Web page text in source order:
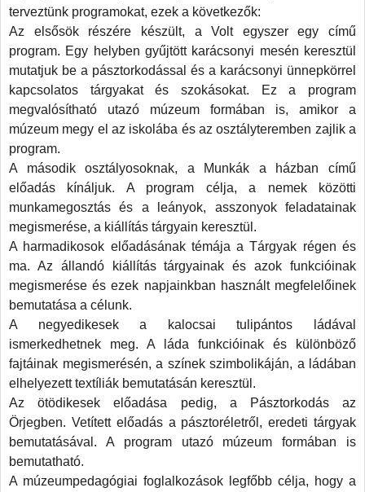
terveztünk programokat, ezek a következők:
Az elsősök részére készült, a Volt egyszer egy című
program. Egy helyben gyűjtött karácsonyi mesén keresztül
mutatjuk be a pásztorkodással és a karácsonyi ünnepkörrel
kapcsolatos tárgyakat és szokásokat. Ez a program
megvalósítható utazó múzeum formában is, amikor a
múzeum megy el az iskolába és az osztályteremben zajlik a
program.
A második osztályosoknak, a Munkák a házban című
előadás kínáljuk. A program célja, a nemek közötti
munkamegosztás és a leányok, asszonyok feladatainak
megismerése, a kiállítás tárgyain keresztül.
A harmadikosok előadásának témája a Tárgyak régen és
ma. Az állandó kiállítás tárgyainak és azok funkcióinak
megismerése és ezek napjainkban használt megfelelőinek
bemutatása a célunk.
A negyedikesek a kalocsai tulipántos ládával
ismerkedhetnek meg. A láda funkcióinak és különböző
fajtáinak megismerésén, a színek szimbolikáján, a ládában
elhelyezett textíliák bemutatásán keresztül.
Az ötödikesek előadása pedig, a Pásztorkodás az
Örjegben. Vetített előadás a pásztoréletről, eredeti tárgyak
bemutatásával. A program utazó múzeum formában is
bemutatható.
A múzeumpedagógiai foglalkozások legfőbb célja, hogy a